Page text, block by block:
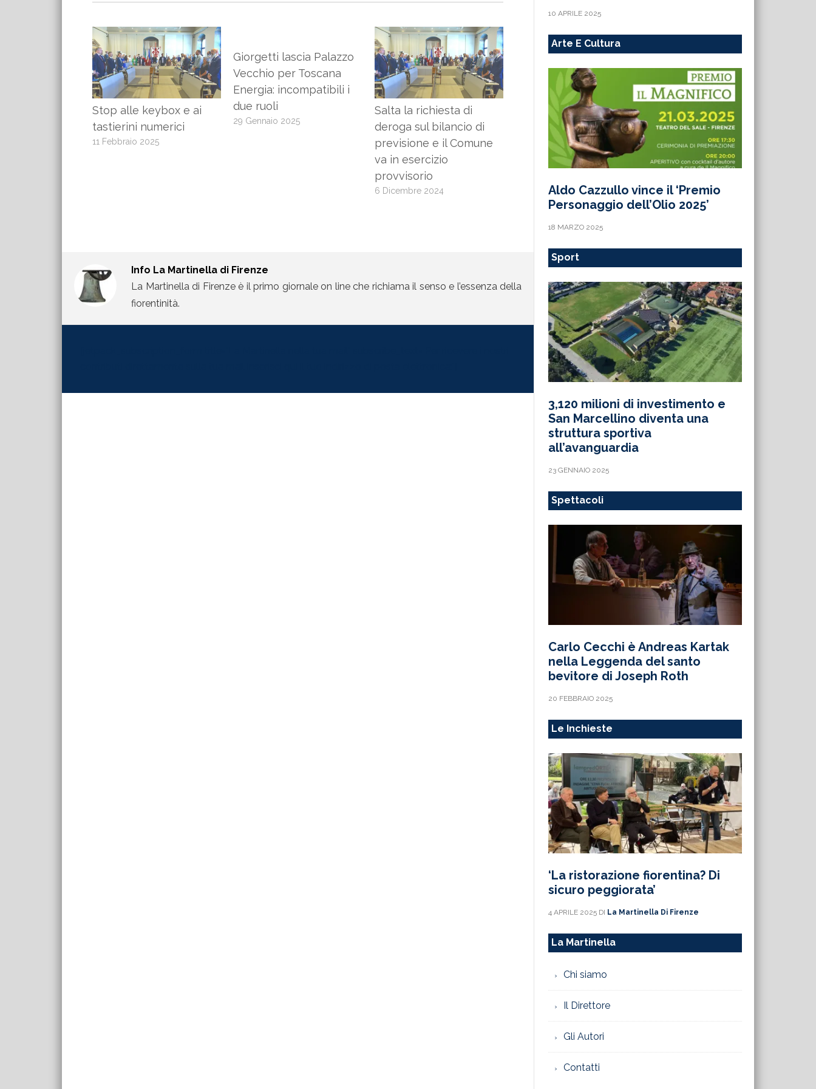
Stop alle keybox e ai
tastierini numerici
11 Febbraio 2025
Giorgetti lascia Palazzo
Vecchio per Toscana
Energia: incompatibili i
due ruoli
29 Gennaio 2025
Salta la richiesta di
deroga sul bilancio di
previsione e il Comune
va in esercizio
provvisorio
6 Dicembre 2024
Info La Martinella di Firenze
La Martinella di Firenze è il primo giornale on line che richiama il senso e l’essenza della
fiorentinità.
10 APRILE 2025
Arte E Cultura
Aldo Cazzullo vince il ‘Premio
Personaggio dell’Olio 2025’
18 MARZO 2025
Sport
3,120 milioni di investimento e
San Marcellino diventa una
struttura sportiva
all’avanguardia
23 GENNAIO 2025
Spettacoli
Carlo Cecchi è Andreas Kartak
nella Leggenda del santo
bevitore di Joseph Roth
20 FEBBRAIO 2025
Le Inchieste
‘La ristorazione fiorentina? Di
sicuro peggiorata’
4 APRILE 2025 DI La Martinella Di Firenze
La Martinella
Chi siamo
Il Direttore
Gli Autori
Contatti